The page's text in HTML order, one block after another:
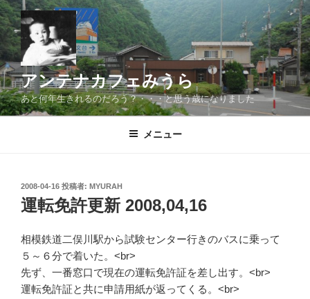
コ
ン
テ
ン
ツ
へ
ス
アンテナカフェみうら
あと何年生きれるのだろう？・・・と思う歳になりました
メニュー
投
稿
日:
2008-04-16 投稿者: MYURAH
運転免許更新 2008,04,16
相模鉄道二俣川駅から試験センター行きのバスに乗って
５～６分で着いた。<br>
先ず、一番窓口で現在の運転免許証を差し出す。<br>
運転免許証と共に申請用紙が返ってくる。<br>